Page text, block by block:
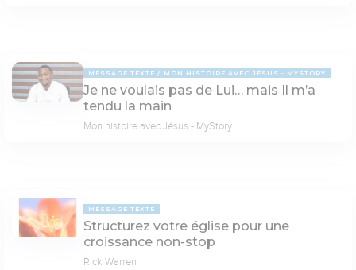
MESSAGE TEXTE MON HISTOIRE AVEC JÉSUS - MYSTORY
Je ne voulais pas de Lui… mais Il m’a
tendu la main
Mon histoire avec Jésus - MyStory
MESSAGE TEXTE
Structurez votre église pour une
croissance non-stop
Rick Warren